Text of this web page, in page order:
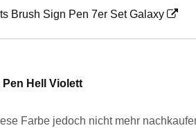
Brush Sign Pen 7er Set Galaxy
Hell Violett
Farbe jedoch nicht mehr